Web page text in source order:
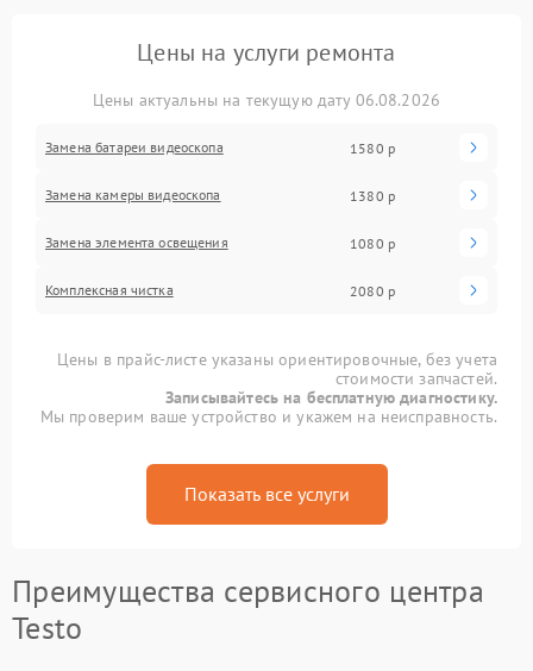
Цены на услуги ремонта
Цены актуальны на текущую дату 06.08.2026
Замена батареи видеоскопа 1580 р
Замена камеры видеоскопа 1380 р
Замена элемента освещения 1080 р
Комплексная чистка 2080 р
Цены в прайс-листе указаны ориентировочные, без учета
стоимости запчастей.
Записывайтесь на бесплатную диагностику.
Мы проверим ваше устройство и укажем на неисправность.
Показать все услуги
Преимущества сервисного центра
Testo